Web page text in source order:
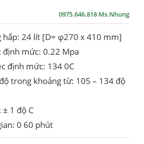
0975.646.818 Ms.Nhung
hấp: 24 lít [D= φ270 x 410 mm]
định mức: 0.22 Mpa
định mức: 134 0C
trong khoảng từ: 105 – 134 độ
± 1 độ C
0 60 phút